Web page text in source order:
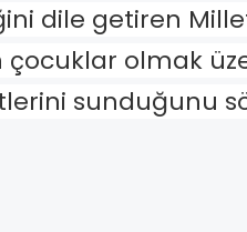
dile getiren
çocuklar olmak
sunduğunu